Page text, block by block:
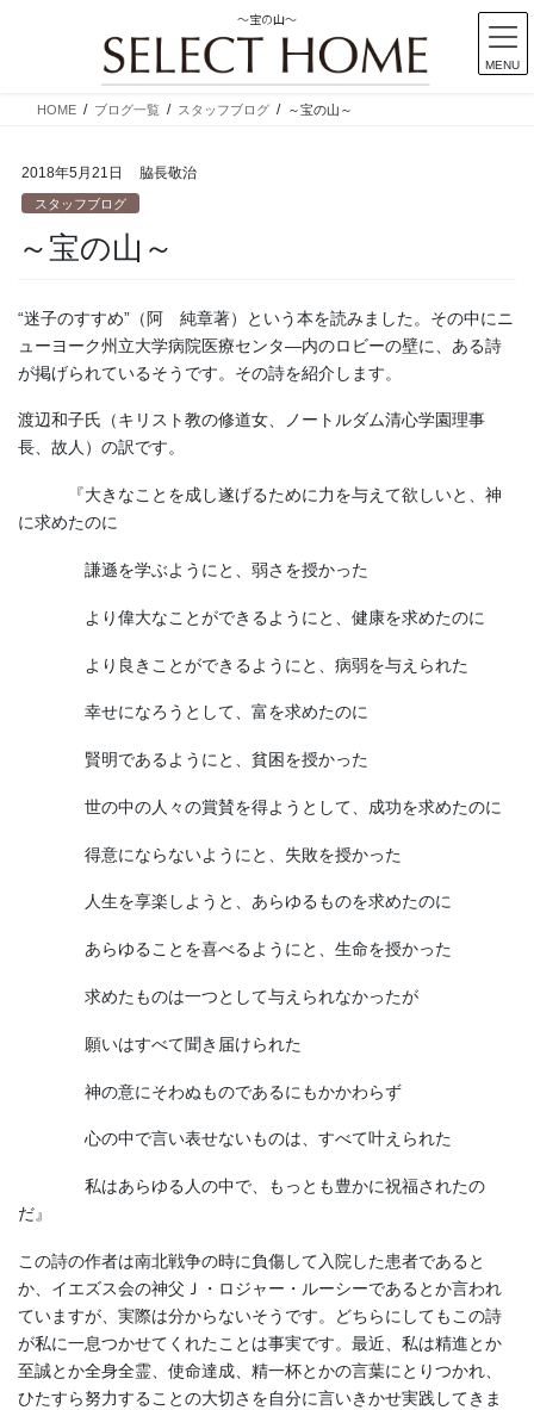
～宝の山～
HOME ブログ一覧 スタッフブログ ～宝の山～
2018年5月21日 脇長敬治
スタッフブログ
～宝の山～
“迷子のすすめ”（阿 純章著）という本を読みました。その中にニ
ューヨーク州立大学病院医療センタ―内のロビーの壁に、ある詩
が掲げられているそうです。その詩を紹介します。
渡辺和子氏（キリスト教の修道女、ノートルダム清心学園理事
長、故人）の訳です。
『大きなことを成し遂げるために力を与えて欲しいと、神
に求めたのに
謙遜を学ぶようにと、弱さを授かった
より偉大なことができるようにと、健康を求めたのに
より良きことができるようにと、病弱を与えられた
幸せになろうとして、富を求めたのに
賢明であるようにと、貧困を授かった
世の中の人々の賞賛を得ようとして、成功を求めたのに
得意にならないようにと、失敗を授かった
人生を享楽しようと、あらゆるものを求めたのに
あらゆることを喜べるようにと、生命を授かった
求めたものは一つとして与えられなかったが
願いはすべて聞き届けられた
神の意にそわぬものであるにもかかわらず
心の中で言い表せないものは、すべて叶えられた
私はあらゆる人の中で、もっとも豊かに祝福されたの
だ』
この詩の作者は南北戦争の時に負傷して入院した患者であると
か、イエズス会の神父Ｊ・ロジャー・ルーシーであるとか言われ
ていますが、実際は分からないそうです。どちらにしてもこの詩
が私に一息つかせてくれたことは事実です。最近、私は精進とか
至誠とか全身全霊、使命達成、精一杯とかの言葉にとりつかれ、
ひたすら努力することの大切さを自分に言いきかせ実践してきま
MENU